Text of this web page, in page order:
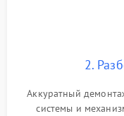
2.
Аккуратный
системы и